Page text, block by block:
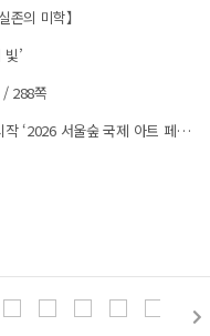
존의 미학】
’
288쪽
성동미술협회, 문화예술 축제의 새로운 시작 ‘2026 서울숲 국제 아트 페스타’ 개최